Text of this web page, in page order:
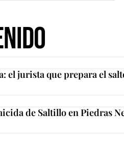
el jurista que prepara el
de Saltillo en Piedras